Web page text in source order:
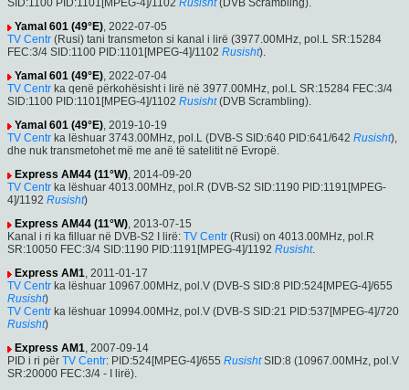
SID:1100 PID:1101[MPEG-4]/1102 Rusisht(DVB Scrambling).
Yamal 601 (49°E), 2022-07-05
TV Centr (Rusi) tani transmeton si kanal i lirë (3977.00MHz, pol.L SR:15284
FEC:3/4 SID:1100 PID:1101[MPEG-4]/1102 Rusisht).
Yamal 601 (49°E), 2022-07-04
TV Centr ka qenë përkohësisht i lirë në 3977.00MHz, pol.L SR:15284 FEC:3/4
SID:1100 PID:1101[MPEG-4]/1102 Rusisht(DVB Scrambling).
Yamal 601 (49°E), 2019-10-19
TV Centr ka lëshuar 3743.00MHz, pol.L (DVB-S SID:640 PID:641/642 Rusisht),
dhe nuk transmetohet më me anë të satelitit në Evropë.
Express AM44 (11°W), 2014-09-20
TV Centr ka lëshuar 4013.00MHz, pol.R (DVB-S2 SID:1190 PID:1191[MPEG-
4]/1192 Rusisht)
Express AM44 (11°W), 2013-07-15
Kanal i ri ka filluar në DVB-S2 I lirë: TV Centr (Rusi) on 4013.00MHz, pol.R
SR:10050 FEC:3/4 SID:1190 PID:1191[MPEG-4]/1192 Rusisht.
Express AM1, 2011-01-17
TV Centr ka lëshuar 10967.00MHz, pol.V (DVB-S SID:8 PID:524[MPEG-4]/655
Rusisht)
TV Centr ka lëshuar 10994.00MHz, pol.V (DVB-S SID:21 PID:537[MPEG-4]/720
Rusisht)
Express AM1, 2007-09-14
PID i ri për TV Centr: PID:524[MPEG-4]/655 RusishtSID:8 (10967.00MHz, pol.V
SR:20000 FEC:3/4 - I lirë).